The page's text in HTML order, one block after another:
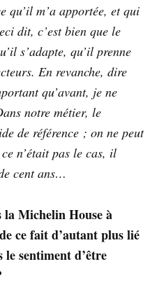
qu’il m’a apportée, et qui
dit, c’est bien que le
s’adapte, qu’il prenne
En revanche, dire
qu’avant, je ne
notre métier, le
de référence ; on ne peut
n’était pas le cas, il
cent ans…
Michelin House à
ce fait d’autant plus lié
le sentiment d’être